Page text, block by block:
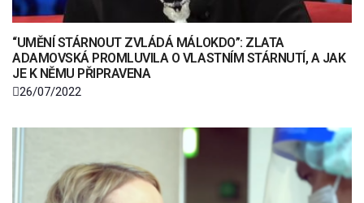
“UMĚNÍ STÁRNOUT ZVLÁDÁ MÁLOKDO”: ZLATA
ADAMOVSKÁ PROMLUVILA O VLASTNÍM STÁRNUTÍ, A JAK
JE K NĚMU PŘIPRAVENA
26/07/2022